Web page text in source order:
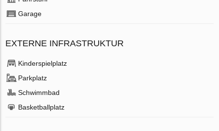
Garage
EXTERNE INFRASTRUKTUR
Kinderspielplatz
Parkplatz
Schwimmbad
Basketballplatz